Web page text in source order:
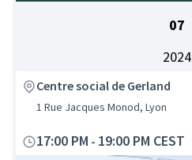
07
2024
Centre social de Gerland
1 Rue Jacques Monod, Lyon
17:00 PM - 19:00 PM CEST